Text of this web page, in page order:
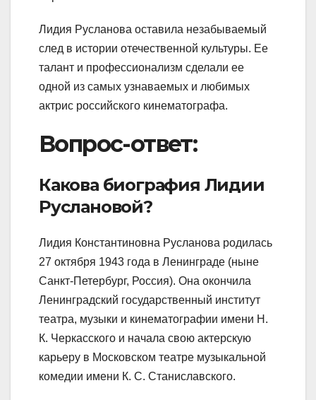
Лидия Русланова оставила незабываемый
след в истории отечественной культуры. Ее
талант и профессионализм сделали ее
одной из самых узнаваемых и любимых
актрис российского кинематографа.
Вопрос-ответ:
Какова биография Лидии
Руслановой?
Лидия Константиновна Русланова родилась
27 октября 1943 года в Ленинграде (ныне
Санкт-Петербург, Россия). Она окончила
Ленинградский государственный институт
театра, музыки и кинематографии имени Н.
К. Черкасского и начала свою актерскую
карьеру в Московском театре музыкальной
комедии имени К. С. Станиславского.